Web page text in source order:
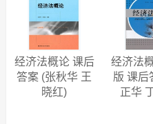
口经济学院、广东工业大学、兰州
郑州大学、河南科技大学、中共
经济法概论 课后
答案 (张秋华 王
晓红)
经济法
版 课后
正华